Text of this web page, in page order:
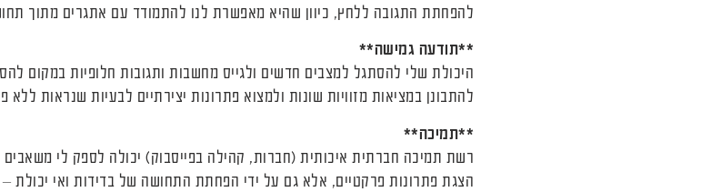
להפחתת התגובה ללחץ, כיוון שהיא מאפשרת לנו להתמודד עם אתגרים מתוך
**תודעה גמישה**
היכולת שלי להסתגל למצבים חדשים ולגייס מחשבות ותגובות חלופיות במקום
להתבונן במציאות מזוויות שונות ולמצוא פתרונות יצירתיים לבעיות שנראות ללא
**תמיכה**
רשת תמיכה חברתית איכותית (חברות, קהילה בפייסבוק) יכולה לספק לי
הצגת פתרונות פרקטיים, אלא גם על ידי הפחתת התחושה של בדידות ואי